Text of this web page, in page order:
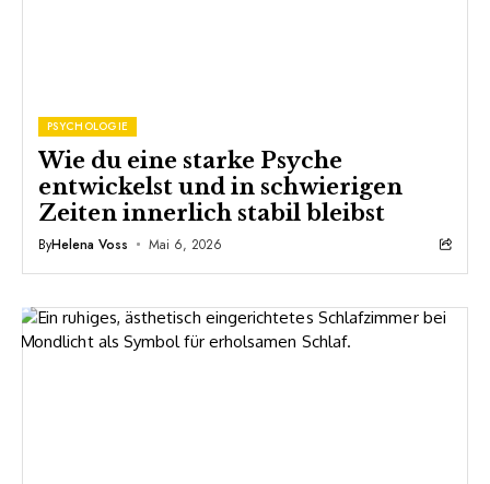
PSYCHOLOGIE
Wie du eine starke Psyche
entwickelst und in schwierigen
Zeiten innerlich stabil bleibst
ByHelena Voss Mai 6, 2026